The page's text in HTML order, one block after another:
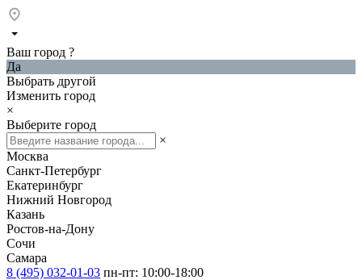
Ваш город ?
Да
Выбрать другой
Изменить город
×
Выберите город
×
Москва
Санкт-Петербург
Екатеринбург
Нижний Новгород
Казань
Ростов-на-Дону
Сочи
Самара
8 (495) 032-01-03 пн-пт: 10:00-18:00